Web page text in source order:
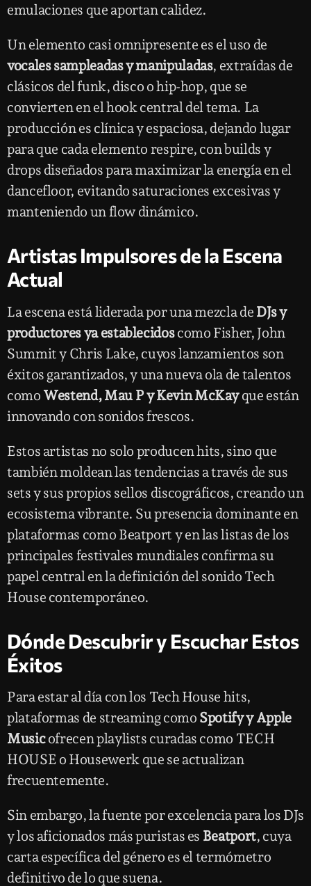
emulaciones que aportan calidez.
Un elemento casi omnipresente es el uso de
vocales sampleadas y manipuladas, extraídas de
clásicos del funk, disco o hip-hop, que se
convierten en el hook central del tema. La
producción es clínica y espaciosa, dejando lugar
para que cada elemento respire, con builds y
drops diseñados para maximizar la energía en el
dancefloor, evitando saturaciones excesivas y
manteniendo un flow dinámico.
Artistas Impulsores de la Escena
Actual
La escena está liderada por una mezcla de DJs y
productores ya establecidoscomo Fisher, John
Summit y Chris Lake, cuyos lanzamientos son
éxitos garantizados, y una nueva ola de talentos
como Westend, Mau P y Kevin McKayque están
innovando con sonidos frescos.
Estos artistas no solo producen hits, sino que
también moldean las tendencias a través de sus
sets y sus propios sellos discográficos, creando un
ecosistema vibrante. Su presencia dominante en
plataformas como Beatport y en las listas de los
principales festivales mundiales confirma su
papel central en la definición del sonido Tech
House contemporáneo.
Dónde Descubrir y Escuchar Estos
Éxitos
Para estar al día con los Tech House hits,
plataformas de streaming como Spotify y Apple
Musicofrecen playlists curadas como TECH
HOUSE o Housewerk que se actualizan
frecuentemente.
Sin embargo, la fuente por excelencia para los DJs
y los aficionados más puristas es Beatport, cuya
carta específica del género es el termómetro
definitivo de lo que suena.